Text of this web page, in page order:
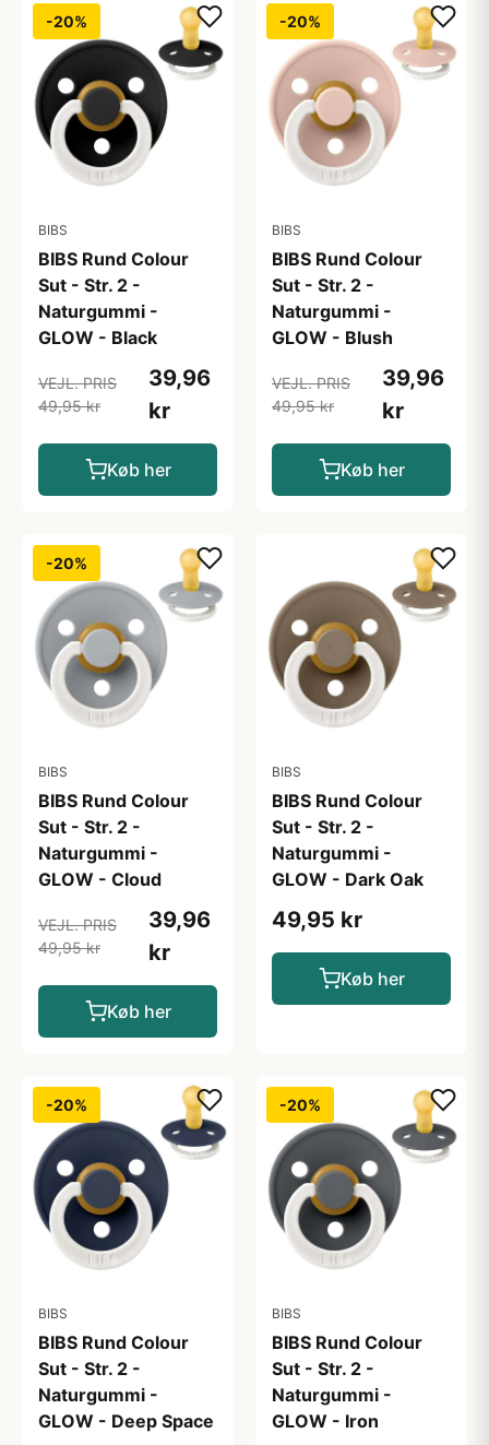
-20%
BIBS
BIBS Rund Colour
Sut - Str. 2 -
Naturgummi -
GLOW - Black
VEJL. PRIS
49,95 kr
39,96
kr
Køb her
-20%
BIBS
BIBS Rund Colour
Sut - Str. 2 -
Naturgummi -
GLOW - Blush
VEJL. PRIS
49,95 kr
39,96
kr
Køb her
-20%
BIBS
BIBS Rund Colour
Sut - Str. 2 -
Naturgummi -
GLOW - Cloud
VEJL. PRIS
49,95 kr
39,96
kr
Køb her
BIBS
BIBS Rund Colour
Sut - Str. 2 -
Naturgummi -
GLOW - Dark Oak
49,95 kr
Køb her
-20%
BIBS
BIBS Rund Colour
Sut - Str. 2 -
Naturgummi -
GLOW - Deep Space
-20%
BIBS
BIBS Rund Colour
Sut - Str. 2 -
Naturgummi -
GLOW - Iron